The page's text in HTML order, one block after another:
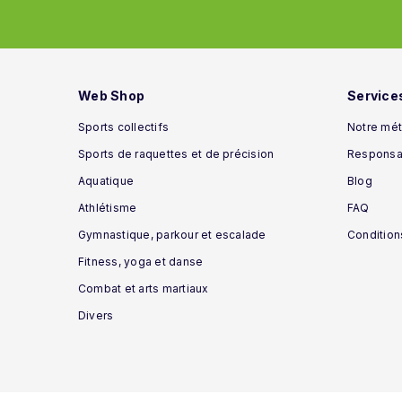
Web Shop
Sports collectifs
Sports de raquettes et de précision
Aquatique
Athlétisme
Gymnastique, parkour et escalade
Fitness, yoga et danse
Combat et arts martiaux
Divers
Notre
Blog
FAQ